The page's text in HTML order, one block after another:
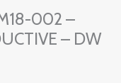
002 –
– DW